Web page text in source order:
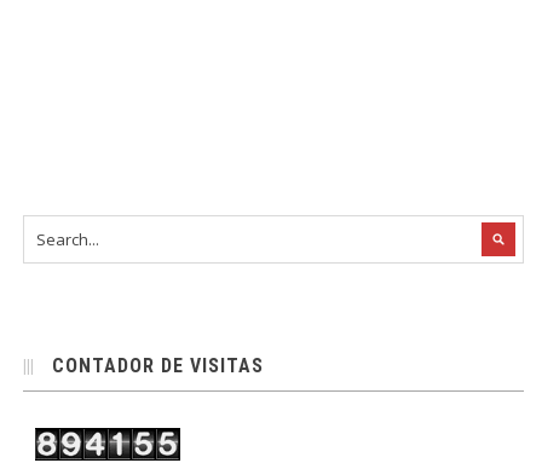
CONTADOR DE VISITAS